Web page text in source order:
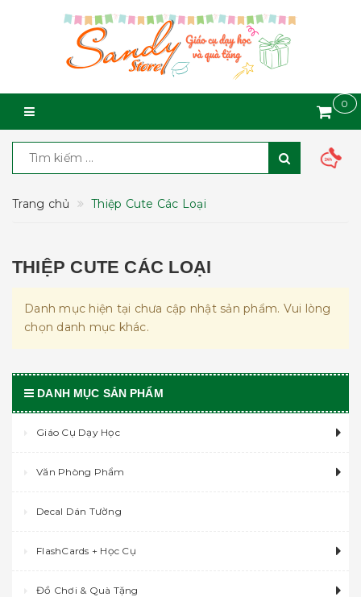
0
Trang chủ Thiệp Cute Các Loại
THIỆP CUTE CÁC LOẠI
Danh mục hiện tại chưa cập nhật sản phẩm. Vui lòng
chọn danh mục khác.
DANH MỤC SẢN PHẨM
Giáo Cụ Dạy Học
Văn Phòng Phẩm
Decal Dán Tường
FlashCards + Học Cụ
Đồ Chơi & Quà Tặng